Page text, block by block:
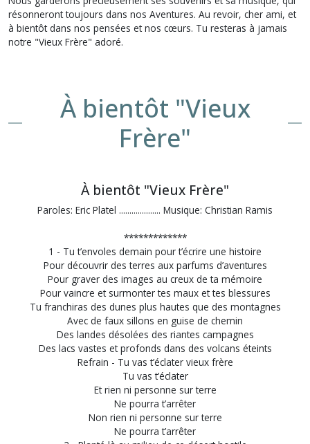
résonneront toujours dans nos Aventures. Au revoir, cher ami, et
à bientôt dans nos pensées et nos cœurs. Tu resteras à jamais
notre "Vieux Frère" adoré.
À bientôt "Vieux
Frère"
À bientôt "Vieux Frère"
Paroles: Eric Platel .................... Musique: Christian Ramis
*************
1 - Tu t’envoles demain pour t’écrire une histoire
Pour découvrir des terres aux parfums d’aventures
Pour graver des images au creux de ta mémoire
Pour vaincre et surmonter tes maux et tes blessures
Tu franchiras des dunes plus hautes que des montagnes
Avec de faux sillons en guise de chemin
Des landes désolées des riantes campagnes
Des lacs vastes et profonds dans des volcans éteints
Refrain - Tu vas t’éclater vieux frère
Tu vas t’éclater
Et rien ni personne sur terre
Ne pourra t’arrêter
Non rien ni personne sur terre
Ne pourra t’arrêter